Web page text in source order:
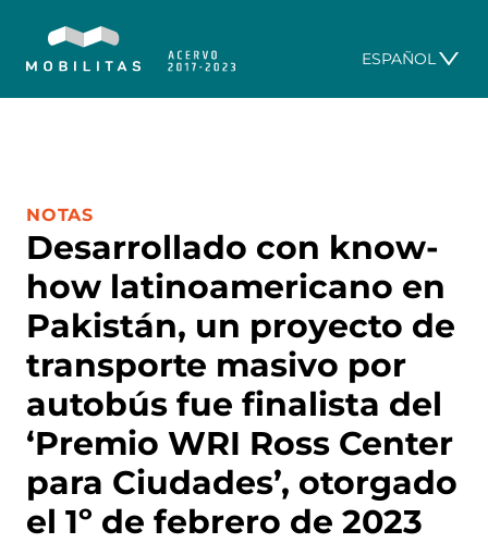
ESPAÑOL
Desarrollado con know-
how latinoamericano en
Pakistán, un proyecto de
transporte masivo por
autobús fue finalista del
‘Premio WRI Ross Center
para Ciudades’, otorgado
el 1º de febrero de 2023
CATEGORÍA:
NOTAS